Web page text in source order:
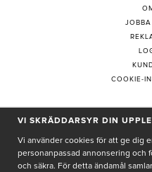
COOKIE-
VI SKRÄDDARSYR DIN
Vi använder cookies för att ge dig
personanpassad annonsering och
och säkra. För detta ändamål